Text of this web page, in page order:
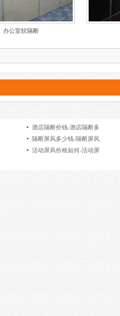
办公室软隔断
酒店隔断价钱-酒店隔断多
隔断屏风多少钱-隔断屏风
活动屏风价格如何-活动屏